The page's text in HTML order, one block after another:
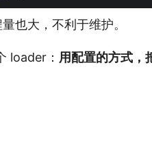
也大，不利于维护。
loader： 用配置的方式，